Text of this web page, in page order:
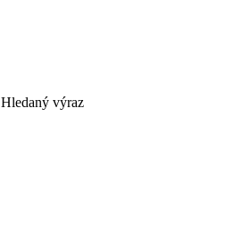
Hledaný výraz